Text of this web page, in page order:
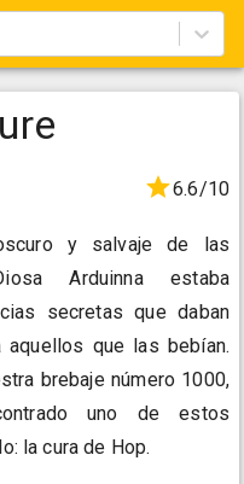
6.6/10
y salvaje de las
Arduinna estaba
secretas que daban
que las bebían.
brebaje número 1000,
uno de estos
la cura de Hop.